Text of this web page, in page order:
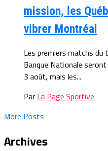
mission, les
vibrer Montréal
Les premiers matchs du
Banque Nationale
3 août, mais les...
Par La Page Sportive
More Posts
Archives